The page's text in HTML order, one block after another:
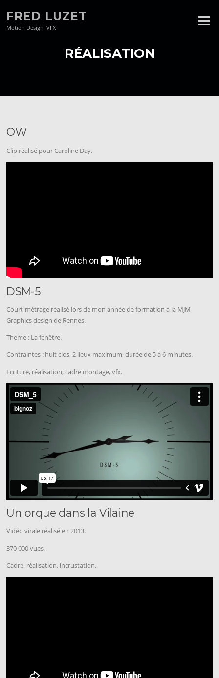
contenu
FRED LUZET
Motion Design, VFX
Menu
RÉALISATION
OW
Clip réalisé pour Caroline Day.
DSM-5
Court-métrage réalisé lors de mon année de formation à la MJM
Graphics design de Rennes.
Theme : La fenêtre.
Contraintes : huit clos, 2 lieux maximum, durée de 5 à 6 minutes.
Ecriture, réalisation, cadre montage, vfx.
Un orque dans la Vilaine
Vidéo virale réalisé en 2013.
370 000 vues.
Cadre, réalisation, incrustation.